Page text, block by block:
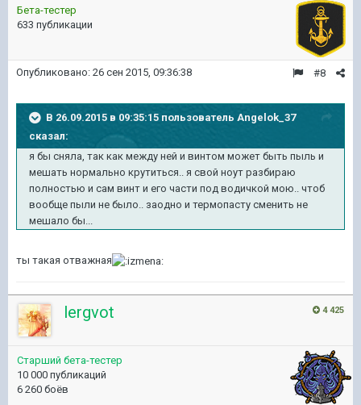
Бета-тестер
633 публикации
#8
Опубликовано: 26 сен 2015, 09:36:38
В 26.09.2015 в 09:35:15 пользователь Angelok_37
сказал:
я бы сняла, так как между ней и винтом может быть пыль и
мешать нормально крутиться.. я свой ноут разбираю
полностью и сам винт и его части под водичкой мою.. чтоб
вообще пыли не было.. заодно и термопасту сменить не
мешало бы...
ты такая отважная
4 425
lergvot
Старший бета-тестер
10 000 публикаций
6 260 боёв